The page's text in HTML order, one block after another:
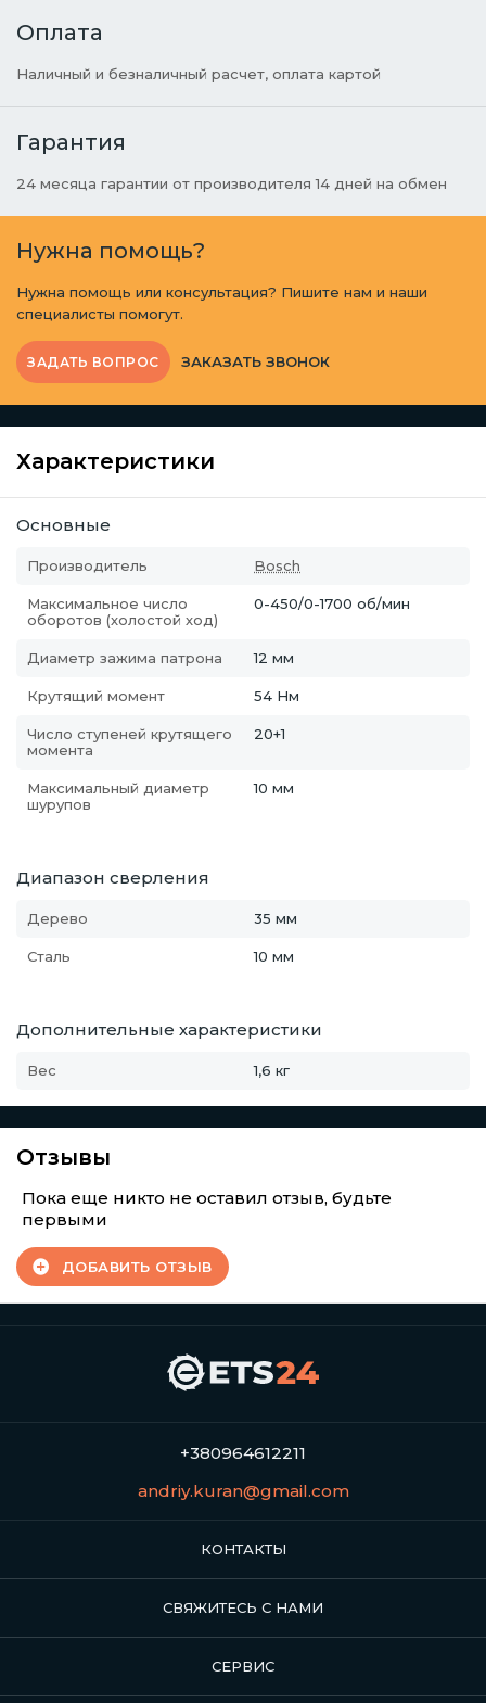
Оплата
Наличный и безналичный расчет, оплата картой
Гарантия
24 месяца гарантии от производителя 14 дней на обмен
Нужна помощь?
Нужна помощь или консультация? Пишите нам и наши
специалисты помогут.
ЗАДАТЬ ВОПРОС ЗАКАЗАТЬ ЗВОНОК
Характеристики
Основные
Производитель Bosch
Максимальное число
оборотов (холостой ход)
0-450/0-1700 об/мин
Диаметр зажима патрона 12 мм
Крутящий момент 54 Нм
Число ступеней крутящего
момента
20+1
Максимальный диаметр
шурупов
10 мм
Диапазон сверления
Дерево 35 мм
Сталь 10 мм
Дополнительные характеристики
Вес 1,6 кг
Отзывы
Пока еще никто не оставил отзыв, будьте
первыми
ДОБАВИТЬ ОТЗЫВ
+380964612211
andriy.kuran@gmail.com
КОНТАКТЫ
СВЯЖИТЕСЬ С НАМИ
СЕРВИС